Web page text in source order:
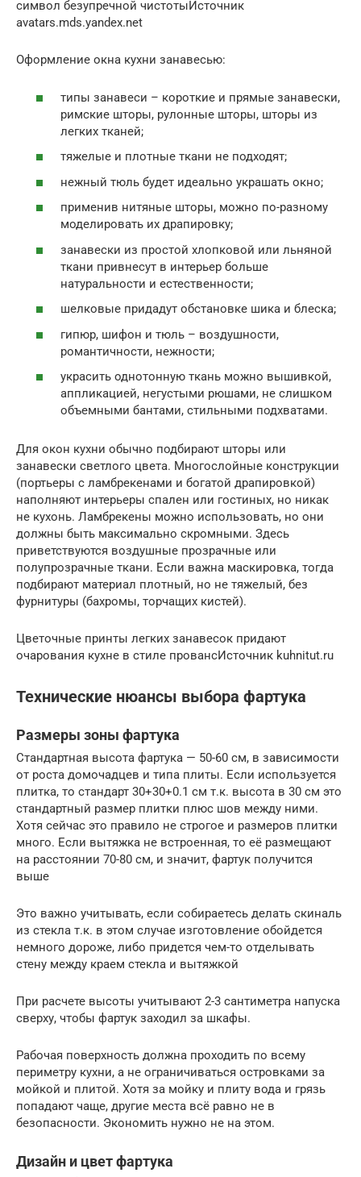
символ безупречной чистотыИсточник
avatars.mds.yandex.net
Оформление окна кухни занавесью:
типы занавеси – короткие и прямые занавески,
римские шторы, рулонные шторы, шторы из
легких тканей;
тяжелые и плотные ткани не подходят;
нежный тюль будет идеально украшать окно;
применив нитяные шторы, можно по-разному
моделировать их драпировку;
занавески из простой хлопковой или льняной
ткани привнесут в интерьер больше
натуральности и естественности;
шелковые придадут обстановке шика и блеска;
гипюр, шифон и тюль – воздушности,
романтичности, нежности;
украсить однотонную ткань можно вышивкой,
аппликацией, негустыми рюшами, не слишком
объемными бантами, стильными подхватами.
Для окон кухни обычно подбирают шторы или
занавески светлого цвета. Многослойные конструкции
(портьеры с ламбрекенами и богатой драпировкой)
наполняют интерьеры спален или гостиных, но никак
не кухонь. Ламбрекены можно использовать, но они
должны быть максимально скромными. Здесь
приветствуются воздушные прозрачные или
полупрозрачные ткани. Если важна маскировка, тогда
подбирают материал плотный, но не тяжелый, без
фурнитуры (бахромы, торчащих кистей).
Цветочные принты легких занавесок придают
очарования кухне в стиле провансИсточник kuhnitut.ru
Технические нюансы выбора фартука
Размеры зоны фартука
Стандартная высота фартука — 50-60 см, в зависимости
от роста домочадцев и типа плиты. Если используется
плитка, то стандарт 30+30+0.1 см т.к. высота в 30 см это
стандартный размер плитки плюс шов между ними.
Хотя сейчас это правило не строгое и размеров плитки
много. Если вытяжка не встроенная, то её размещают
на расстоянии 70-80 см, и значит, фартук получится
выше
Это важно учитывать, если собираетесь делать скиналь
из стекла т.к. в этом случае изготовление обойдется
немного дороже, либо придется чем-то отделывать
стену между краем стекла и вытяжкой
При расчете высоты учитывают 2-3 сантиметра напуска
сверху, чтобы фартук заходил за шкафы.
Рабочая поверхность должна проходить по всему
периметру кухни, а не ограничиваться островками за
мойкой и плитой. Хотя за мойку и плиту вода и грязь
попадают чаще, другие места всё равно не в
безопасности. Экономить нужно не на этом.
Дизайн и цвет фартука